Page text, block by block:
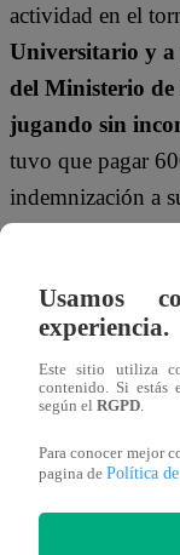
actividad en el
Universitario y a
del Ministerio
jugando sin
tuvo que pagar
indemnización a
Otro caso es el de
portero
denunciado por
Usamos
experiencia.
Este sitio utiliza
contenido. Si estás
según el RGPD
Para conocer mejor
pagina de Política